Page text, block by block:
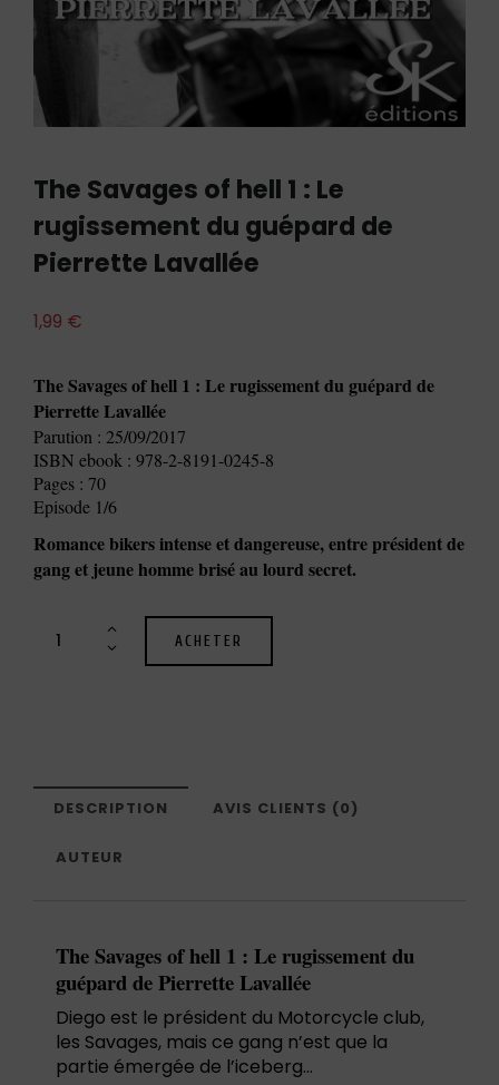
The Savages of hell 1 : Le
rugissement du guépard de
Pierrette Lavallée
1,99 €
The Savages of hell 1 : Le rugissement du guépard de
Pierrette Lavallée
Parution : 25/09/2017
ISBN ebook : 978-2-8191-0245-8
Pages : 70
Episode 1/6
Romance bikers intense et dangereuse, entre président de
gang et jeune homme brisé au lourd secret.
ACHETER
DESCRIPTION AVIS CLIENTS (0)
AUTEUR
The Savages of hell 1 : Le rugissement du
guépard de Pierrette Lavallée
Diego est le président du Motorcycle club,
les Savages, mais ce gang n’est que la
partie émergée de l’iceberg…